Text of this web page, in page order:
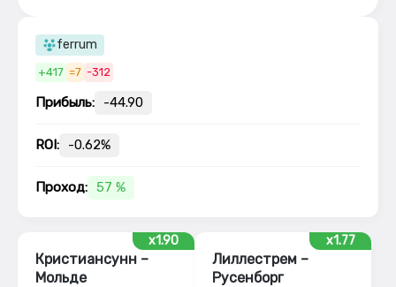
ferrum
+417 =7 -312
Прибыль: -44.90
ROI: -0.62%
Проход: 57 %
x1.90
Кристиансунн –
Мольде
x1.77
Лиллестрем –
Русенборг